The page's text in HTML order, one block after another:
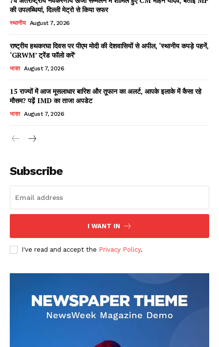
की उपलब्धियां, दिल्ली मेट्रो से किया सफर
स्थानीय August 7, 2026
राष्ट्रीय हथकरघा दिवस पर पीएम मोदी की देशवासियों से अपील, ‘स्थानीय कपड़े पहनें,
‘GRWM’ ट्रेंड फॉलो करें’
भारत August 7, 2026
15 राज्यों में आज मूसलाधार बारिश और तूफान का अलर्ट, आपके इलाके में कैसा रहे
मौसम? पढ़ें IMD का ताजा अपडेट
भारत August 7, 2026
Subscribe
I WANT IN
I've read and accept the Privacy Policy.